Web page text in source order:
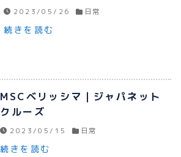
2023/05/26 日常
続きを読む
MSCベリッシマ｜ジャパネット
クルーズ
2023/05/15 日常
続きを読む